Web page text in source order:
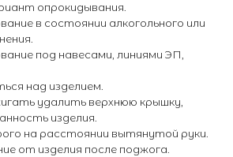
опрокидывания.
в состоянии алкогольного или
под навесами, линиями ЭП,
над изделием.
удалить верхнюю крышку,
изделия.
на расстоянии вытянутой руки.
от изделия после поджога.
| Интернет-магазин
продукции осуществляется
на настоящем интернет-сайте,
характер и ни при каких
определяемой
кодекса Российской
информации о стоимости
к менеджерам
странице.